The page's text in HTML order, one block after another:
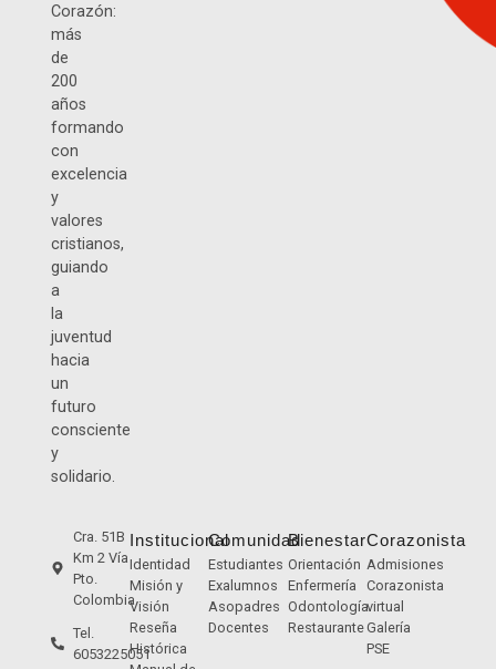
Corazón:
más
de
200
años
formando
con
excelencia
y
valores
cristianos,
guiando
a
la
juventud
hacia
un
futuro
consciente
y
solidario.
Cra. 51B
Km 2 Vía
Pto.
Colombia
Tel.
6053225051
Institucional
Identidad
Misión y
Visión
Reseña
Histórica
Comunidad
Estudiantes
Exalumnos
Asopadres
Docentes
Bienestar
Orientación
Enfermería
Odontología
Restaurante
Corazonista
Admisiones
Corazonista
virtual
Galería
PSE